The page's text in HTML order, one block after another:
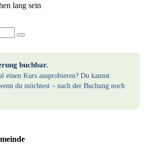
lang sein
buchbar.
einen Kurs ausprobieren? Du kannst
du möchtest – nach der Buchung noch